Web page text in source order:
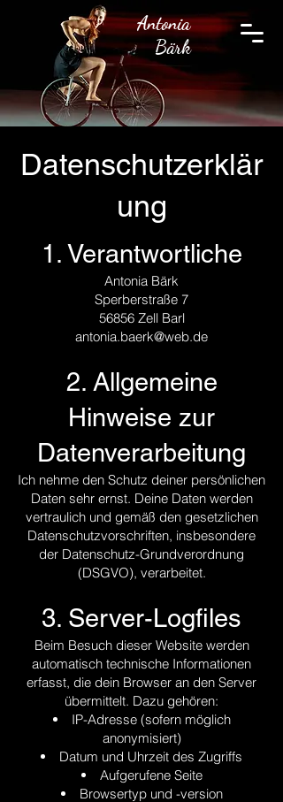
Antonia
Bärk
Datenschutzerklär
ung
1. Verantwortliche
Antonia Bärk
Sperberstraße 7
56856 Zell Barl
antonia.baerk@web.de
2. Allgemeine
Hinweise zur
Datenverarbeitung
Ich nehme den Schutz deiner persönlichen
Daten sehr ernst. Deine Daten werden
vertraulich und gemäß den gesetzlichen
Datenschutzvorschriften, insbesondere
der Datenschutz-Grundverordnung
(DSGVO), verarbeitet.
3. Server-Logfiles
Beim Besuch dieser Website werden
automatisch technische Informationen
erfasst, die dein Browser an den Server
übermittelt. Dazu gehören:
IP-Adresse (sofern möglich
anonymisiert)
Datum und Uhrzeit des Zugriffs
Aufgerufene Seite
Browsertyp und -version